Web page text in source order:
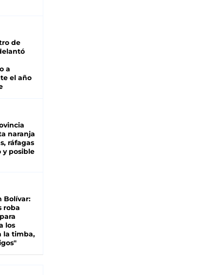
de
a
el año
naranja
ráfagas
y posible
Bolívar:
roba
los
la timba,